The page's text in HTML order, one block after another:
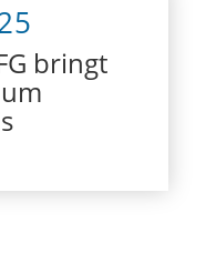
bringt